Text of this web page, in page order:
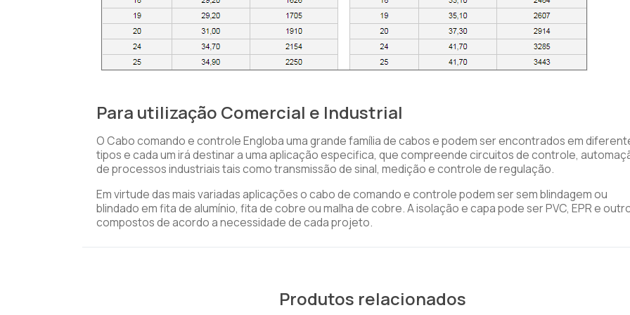
Para utilização Comercial e Industrial
O Cabo comando e controle Engloba uma grande família de cabos e podem ser encontrados em
tipos e cada um irá destinar a uma aplicação especifica, que compreende circuitos de controle,
de processos industriais tais como transmissão de sinal, medição e controle de regulação.
Em virtude das mais variadas aplicações o cabo de comando e controle podem ser sem blindagem ou
blindado em fita de alumínio, fita de cobre ou malha de cobre. A isolação e capa pode ser PVC, EPR e
compostos de acordo a necessidade de cada projeto.
Produtos relacionados